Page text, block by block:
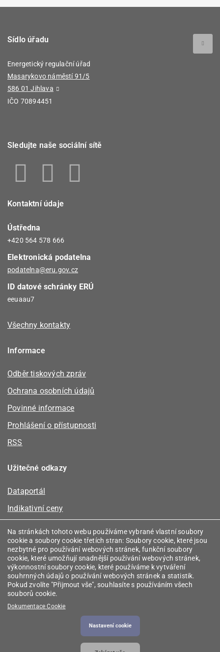
Sídlo úřadu
Energetický regulační úřad
Masarykovo náměstí 91/5
586 01 Jihlava
IČO 70894451
Sledujte naše sociální sítě
Kontaktní údaje
Ústředna
+420 564 578 666
Elektronická podatelna
podatelna@eru.gov.cz
ID datové schránky ERÚ
eeuaau7
Všechny kontakty
Informace
Odběr tiskových zpráv
Ochrana osobních údajů
Povinné informace
Prohlášení o přístupnosti
RSS
Užitečné odkazy
Dataportál
Indikativní ceny
Registr energetických společenství
Registr zprostředkovatelů
Srovnávače
Vyhledávač licencí
2026 © Energetický regulační úřad
Na stránkách tohoto webu používáme vybrané vlastní soubory
cookie a soubory cookie třetích stran: Soubory cookie, které jsou
nezbytné pro používání webových stránek, funkční soubory
cookie, které umožňují snadnější používání webových stránek,
výkonnostní soubory cookie, které používáme k vytváření
souhrnných údajů o používání webových stránek a statistik.
Pokud zvolíte "Přijmout vše", souhlasíte s používáním všech
souborů cookie.
Dokumentace Cookie
Nastavení cookie